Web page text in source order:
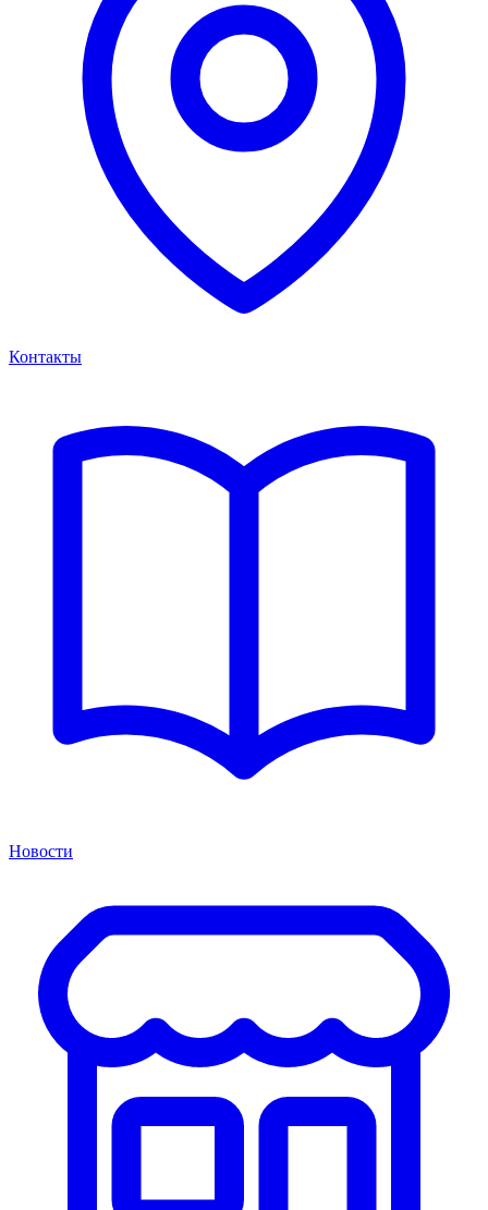
Контакты
Новости